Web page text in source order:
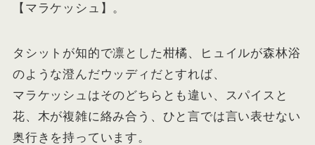
【マラケッシュ】。
タシットが知的で凛とした柑橘、ヒュイルが森林浴
のような澄んだウッディだとすれば、
マラケッシュはそのどちらとも違い、スパイスと
花、木が複雑に絡み合う、ひと言では言い表せない
奥行きを持っています。